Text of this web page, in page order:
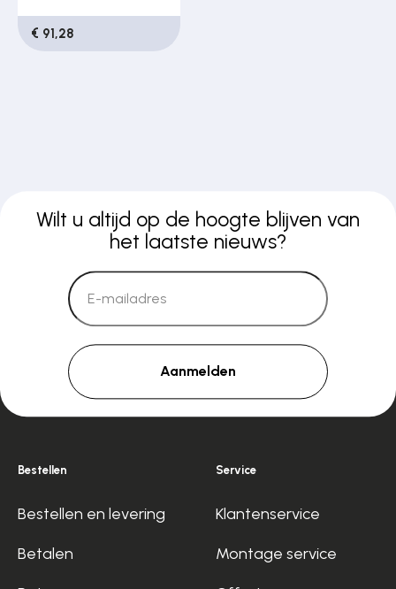
€ 91,28
Wilt u altijd op de hoogte blijven van
het laatste nieuws?
Aanmelden
Bestellen
Bestellen en levering
Betalen
Service
Klantenservice
Montage service